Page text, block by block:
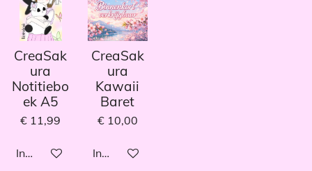
CreaSak
ura
Notitiebo
ek A5
€ 11,99
In winkelwagen
CreaSak
ura
Kawaii
Baret
€ 10,00
In winkelwagen